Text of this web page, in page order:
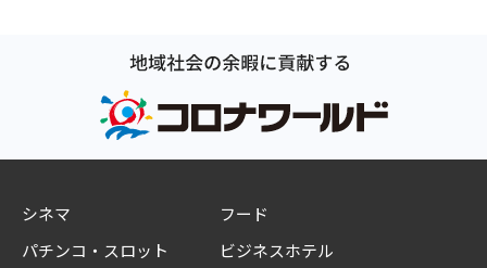
シネマ
パチンコ・スロット
フード
ビジネスホテル